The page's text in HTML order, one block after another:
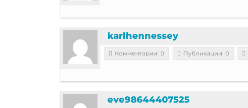
karlhennessey
Комментарии: 0 Публикации: 0
eve98644407525